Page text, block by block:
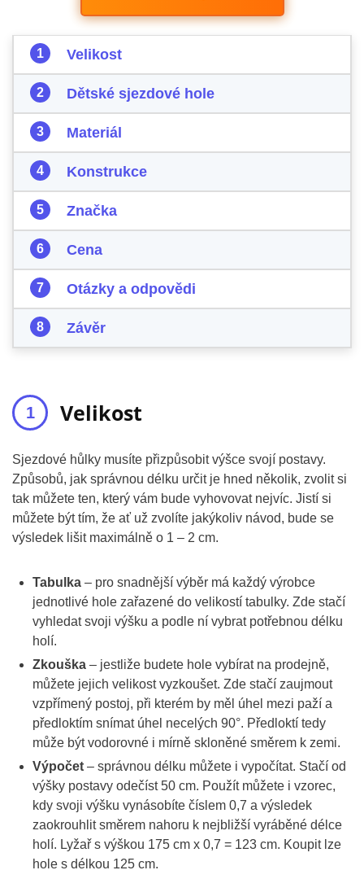
Velikost
Dětské sjezdové hole
Materiál
Konstrukce
Značka
Cena
Otázky a odpovědi
Závěr
Velikost
Sjezdové hůlky musíte přizpůsobit výšce svojí postavy.
Způsobů, jak správnou délku určit je hned několik, zvolit si
tak můžete ten, který vám bude vyhovovat nejvíc. Jistí si
můžete být tím, že ať už zvolíte jakýkoliv návod, bude se
výsledek lišit maximálně o 1 – 2 cm.
Tabulka – pro snadnější výběr má každý výrobce
jednotlivé hole zařazené do velikostí tabulky. Zde stačí
vyhledat svoji výšku a podle ní vybrat potřebnou délku
holí.
Zkouška – jestliže budete hole vybírat na prodejně,
můžete jejich velikost vyzkoušet. Zde stačí zaujmout
vzpřímený postoj, při kterém by měl úhel mezi paží a
předloktím snímat úhel necelých 90°. Předloktí tedy
může být vodorovné i mírně skloněné směrem k zemi.
Výpočet – správnou délku můžete i vypočítat. Stačí od
výšky postavy odečíst 50 cm. Použít můžete i vzorec,
kdy svoji výšku vynásobíte číslem 0,7 a výsledek
zaokrouhlit směrem nahoru k nejbližší vyráběné délce
holí. Lyžař s výškou 175 cm x 0,7 = 123 cm. Koupit lze
hole s délkou 125 cm.